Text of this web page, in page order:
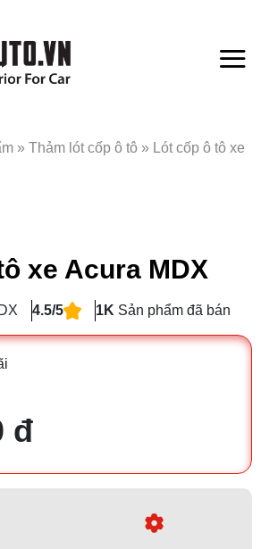
» Thảm lót cốp ô tô » Lót cốp ô tô xe
xe Acura MDX
4.5/5 1K Sản phẩm đã bán
đ